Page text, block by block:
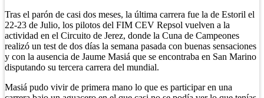
Tras el parón de casi dos meses, la última carrera fue la de Estoril el
22-23 de Julio, los pilotos del FIM CEV Repsol vuelven a la
actividad en el Circuito de Jerez, donde la Cuna de Campeones
realizó un test de dos días la semana pasada con buenas sensaciones
y con la ausencia de Jaume Masiá que se encontraba en San Marino
disputando su tercera carrera del mundial.
Masiá pudo vivir de primera mano lo que es participar en una